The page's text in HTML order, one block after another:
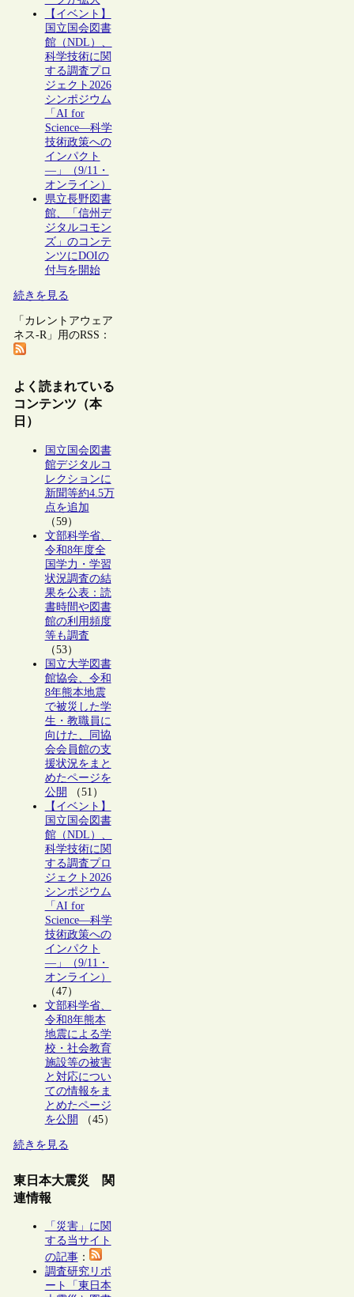
【イベント】
国立国会図書
館（NDL）、
科学技術に関
する調査プロ
ジェクト2026
シンポジウム
「AI for
Science―科学
技術政策への
インパクト
―」（9/11・
オンライン）
県立長野図書
館、「信州デ
ジタルコモン
ズ」のコンテ
ンツにDOIの
付与を開始
続きを見る
「カレントアウェア
ネス-R」用のRSS：
よく読まれている
コンテンツ（本
日）
国立国会図書
館デジタルコ
レクションに
新聞等約4.5万
点を追加
（59）
文部科学省、
令和8年度全
国学力・学習
状況調査の結
果を公表：読
書時間や図書
館の利用頻度
等も調査
（53）
国立大学図書
館協会、令和
8年熊本地震
で被災した学
生・教職員に
向けた、同協
会会員館の支
援状況をまと
めたページを
公開
（51）
【イベント】
国立国会図書
館（NDL）、
科学技術に関
する調査プロ
ジェクト2026
シンポジウム
「AI for
Science―科学
技術政策への
インパクト
―」（9/11・
オンライン）
（47）
文部科学省、
令和8年熊本
地震による学
校・社会教育
施設等の被害
と対応につい
ての情報をま
とめたページ
を公開
（45）
続きを見る
東日本大震災 関
連情報
「災害」に関
する当サイト
の記事：
調査研究リポ
ート「東日本